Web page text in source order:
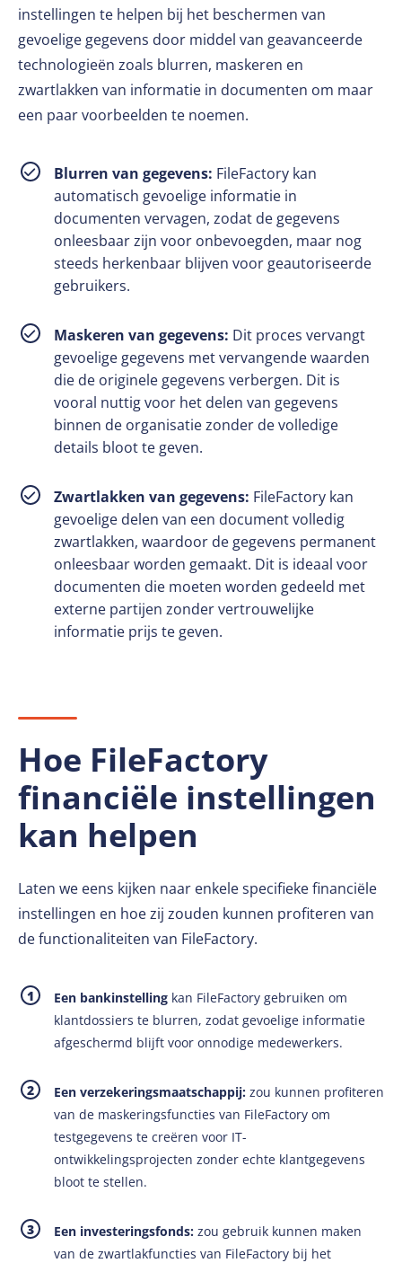
instellingen te helpen bij het beschermen van
gevoelige gegevens door middel van geavanceerde
technologieën zoals blurren, maskeren en
zwartlakken van informatie in documenten om maar
een paar voorbeelden te noemen.
Blurren van gegevens: FileFactory kan
automatisch gevoelige informatie in
documenten vervagen, zodat de gegevens
onleesbaar zijn voor onbevoegden, maar nog
steeds herkenbaar blijven voor geautoriseerde
gebruikers.
Maskeren van gegevens: Dit proces vervangt
gevoelige gegevens met vervangende waarden
die de originele gegevens verbergen. Dit is
vooral nuttig voor het delen van gegevens
binnen de organisatie zonder de volledige
details bloot te geven.
Zwartlakken van gegevens: FileFactory kan
gevoelige delen van een document volledig
zwartlakken, waardoor de gegevens permanent
onleesbaar worden gemaakt. Dit is ideaal voor
documenten die moeten worden gedeeld met
externe partijen zonder vertrouwelijke
informatie prijs te geven.
Hoe FileFactory
financiële instellingen
kan helpen
Laten we eens kijken naar enkele specifieke financiële
instellingen en hoe zij zouden kunnen profiteren van
de functionaliteiten van FileFactory.
Een bankinstelling kan FileFactory gebruiken om
klantdossiers te blurren, zodat gevoelige informatie
afgeschermd blijft voor onnodige medewerkers.
Een verzekeringsmaatschappij: zou kunnen profiteren
van de maskeringsfuncties van FileFactory om
testgegevens te creëren voor IT-
ontwikkelingsprojecten zonder echte klantgegevens
bloot te stellen.
Een investeringsfonds: zou gebruik kunnen maken
van de zwartlakfuncties van FileFactory bij het